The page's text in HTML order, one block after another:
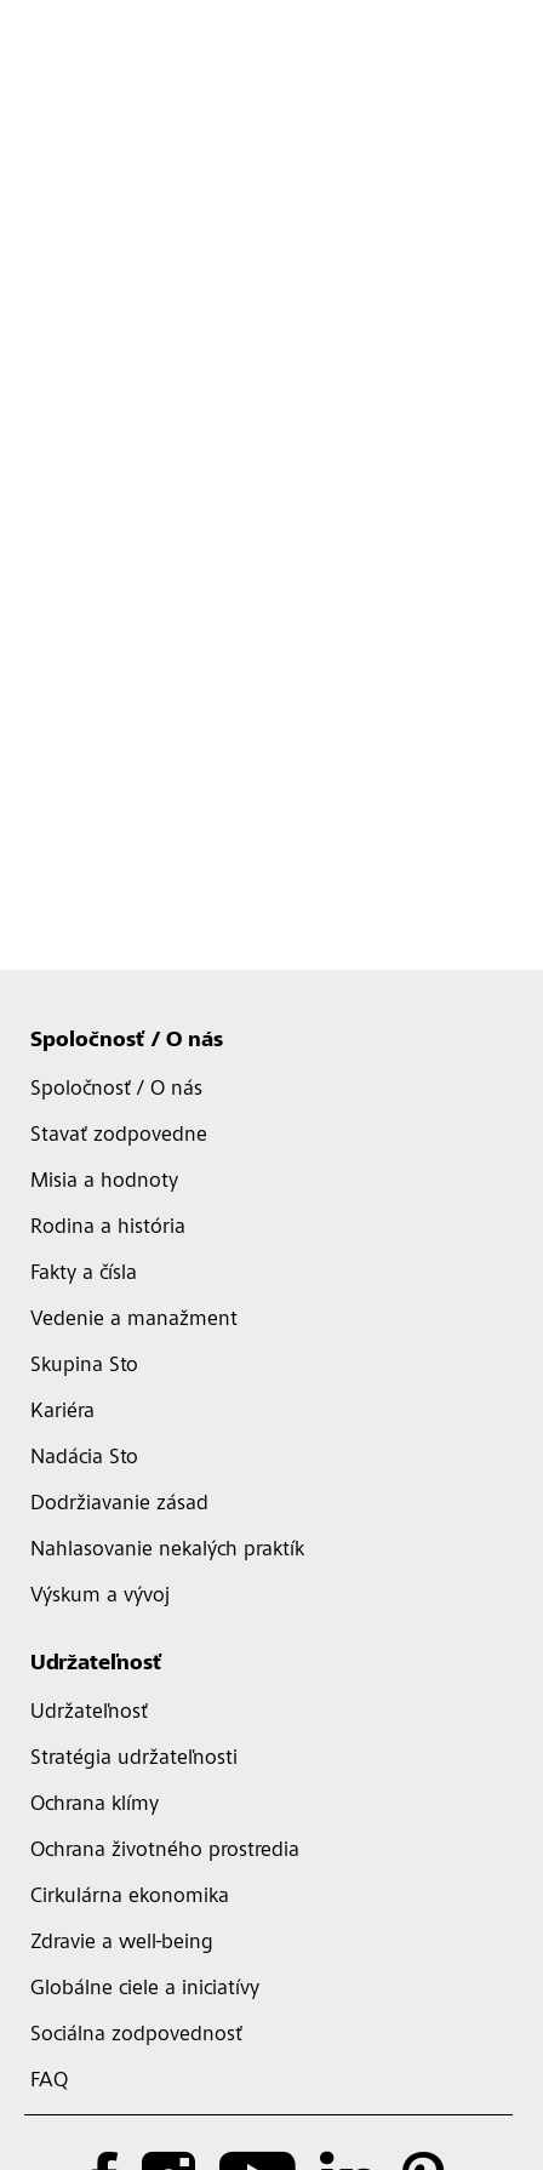
Spoločnosť / O nás
Spoločnosť / O nás
Stavať zodpovedne
Misia a hodnoty
Rodina a história
Fakty a čísla
Vedenie a manažment
Skupina Sto
Kariéra
Nadácia Sto
Dodržiavanie zásad
Nahlasovanie nekalých praktík
Výskum a vývoj
Udržateľnosť
Udržateľnosť
Stratégia udržateľnosti
Ochrana klímy
Ochrana životného prostredia
Cirkulárna ekonomika
Zdravie a well-being
Globálne ciele a iniciatívy
Sociálna zodpovednosť
FAQ